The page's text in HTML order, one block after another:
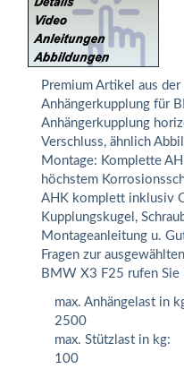
Premium Artikel aus
Anhängerkupplung für
Anhängerkupplung
Verschluss, ähnlich
Montage: Komplette
höchstem
AHK komplett inklusiv
Kupplungskugel,
Montageanleitung u.
Fragen zur
BMW X3 F25 rufen Sie
max. Anhängelast in
2500
max. Stützlast in kg:
100